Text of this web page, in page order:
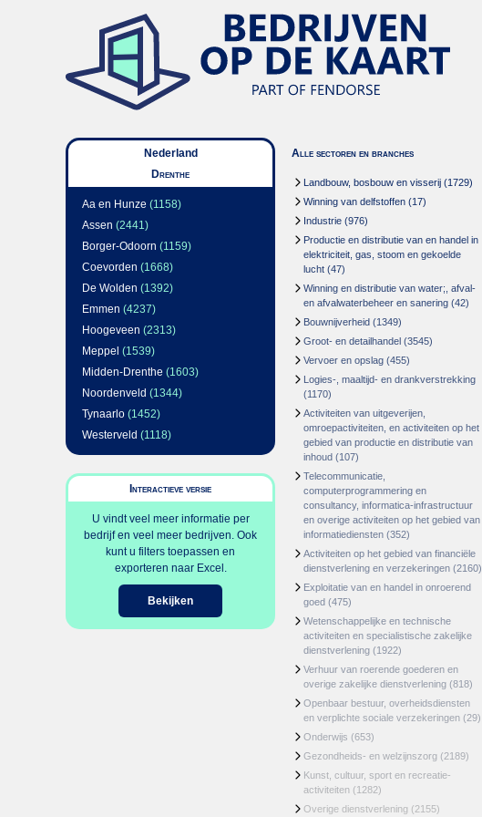
Nederland
Drenthe
Aa en Hunze (1158)
Assen (2441)
Borger-Odoorn (1159)
Coevorden (1668)
De Wolden (1392)
Emmen (4237)
Hoogeveen (2313)
Meppel (1539)
Midden-Drenthe (1603)
Noordenveld (1344)
Tynaarlo (1452)
Westerveld (1118)
Interactieve versie
U vindt veel meer informatie per
bedrijf en veel meer bedrijven. Ook
kunt u filters toepassen en
exporteren naar Excel.
Bekijken
Alle sectoren en branches
Landbouw, bosbouw en visserij (1729)
Winning van delfstoffen (17)
Industrie (976)
Productie en distributie van en handel in
elektriciteit, gas, stoom en gekoelde
lucht (47)
Winning en distributie van water;, afval-
en afvalwaterbeheer en sanering (42)
Bouwnijverheid (1349)
Groot- en detailhandel (3545)
Vervoer en opslag (455)
Logies-, maaltijd- en drankverstrekking
(1170)
Activiteiten van uitgeverijen,
omroepactiviteiten, en activiteiten op het
gebied van productie en distributie van
inhoud (107)
Telecommunicatie,
computerprogrammering en
consultancy, informatica-infrastructuur
en overige activiteiten op het gebied van
informatiediensten (352)
Activiteiten op het gebied van financiële
dienstverlening en verzekeringen (2160)
Exploitatie van en handel in onroerend
goed (475)
Wetenschappelijke en technische
activiteiten en specialistische zakelijke
dienstverlening (1922)
Verhuur van roerende goederen en
overige zakelijke dienstverlening (818)
Openbaar bestuur, overheidsdiensten
en verplichte sociale verzekeringen (29)
Onderwijs (653)
Gezondheids- en welzijnszorg (2189)
Kunst, cultuur, sport en recreatie-
activiteiten (1282)
Overige dienstverlening (2155)